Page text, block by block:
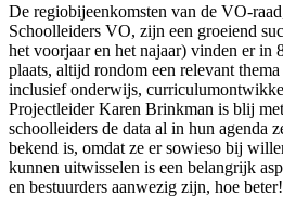
De regiobijeenkomsten van de VO-
Schoolleiders VO, zijn een groeiend
het voorjaar en het najaar) vinden er in
plaats, altijd rondom een relevant
inclusief onderwijs,
Projectleider Karen Brinkman is blij
schoolleiders de data al in hun agenda
bekend is, omdat ze er sowieso bij
kunnen uitwisselen is een belangrijk
en bestuurders aanwezig zijn, hoe